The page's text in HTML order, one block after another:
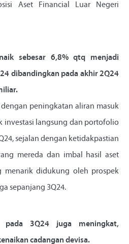
Aset Financial Luar Negeri
sebesar 6,8% qtq menjadi
dibandingkan pada akhir 2Q24
peningkatan aliran masuk
investasi langsung dan portofolio
sejalan dengan ketidakpastian
mereda dan imbal hasil aset
menarik didukung oleh prospek
sepanjang 3Q24.
pada 3Q24 juga meningkat,
cadangan devisa.